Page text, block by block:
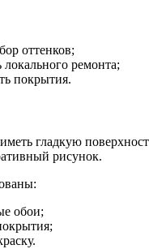
оттенков;
ремонта;
покрытия.
гладкую
рисунок.
обои;